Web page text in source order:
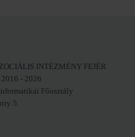
INTÉZMÉNY FEJÉR
- 2026
Főosztály
5.